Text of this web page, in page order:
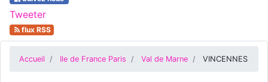
Tweeter
flux RSS
Accueil Ile de France Paris Val de Marne VINCENNES